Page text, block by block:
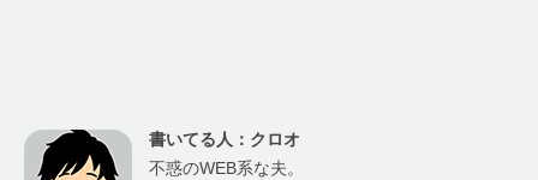
書いてる人：クロオ
不惑のWEB系な夫。